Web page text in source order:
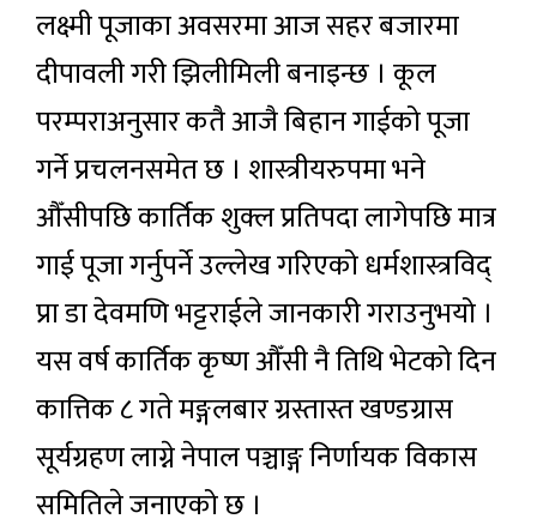
लक्ष्मी पूजाका अवसरमा आज सहर बजारमा
दीपावली गरी झिलीमिली बनाइन्छ । कूल
परम्पराअनुसार कतै आजै बिहान गाईको पूजा
गर्ने प्रचलनसमेत छ । शास्त्रीयरुपमा भने
औँसीपछि कार्तिक शुक्ल प्रतिपदा लागेपछि मात्र
गाई पूजा गर्नुपर्ने उल्लेख गरिएको धर्मशास्त्रविद्
प्रा डा देवमणि भट्टराईले जानकारी गराउनुभयो ।
यस वर्ष कार्तिक कृष्ण औँसी नै तिथि भेटको दिन
कात्तिक ८ गते मङ्गलबार ग्रस्तास्त खण्डग्रास
सूर्यग्रहण लाग्ने नेपाल पञ्चाङ्ग निर्णायक विकास
समितिले जनाएको छ ।